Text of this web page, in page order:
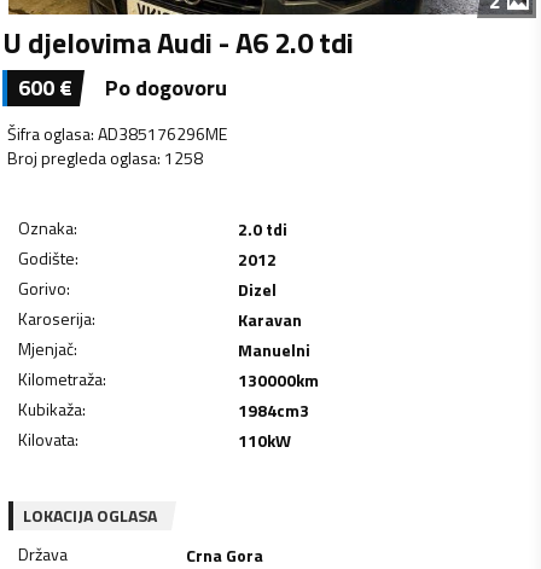
U djelovima Audi - A6 2.0 tdi
600€ Po dogovoru
Šifra oglasa:AD385176296ME
Broj pregleda oglasa: 1258
Oznaka:
2.0 tdi
Godište:
2012
Gorivo:
Dizel
Karoserija:
Karavan
Mjenjač:
Manuelni
Kilometraža: 130000km
Kubikaža: 1984cm3
Kilovata: 110kW
LOKACIJA OGLASA
Država
Crna Gora